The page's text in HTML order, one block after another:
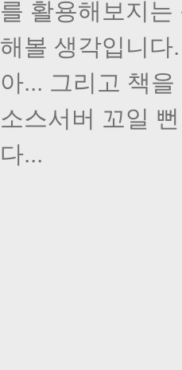
를 활용해보지
해볼 생각입니다.
아... 그리고 책
소스서버 꼬일
다...